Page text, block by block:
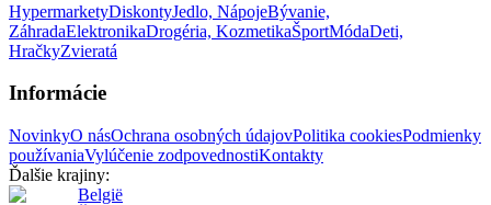
HypermarketyDiskontyJedlo, NápojeBývanie,
ZáhradaElektronikaDrogéria, KozmetikaŠportMódaDeti,
HračkyZvieratá
Informácie
NovinkyO násOchrana osobných údajovPolitika cookiesPodmienky
používaniaVylúčenie zodpovednostiKontakty
Ďalšie krajiny:
België